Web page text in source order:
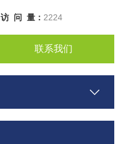
访 问 量： 2224
联系我们